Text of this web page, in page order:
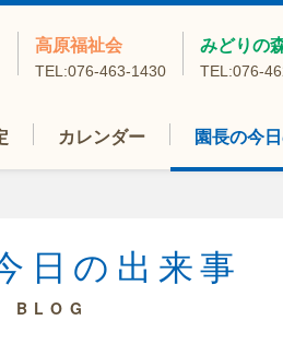
カレンダー 園長の今
高原福祉会
TEL:076-463-1430
みどりの
TEL:076-
日の出来事
BLOG